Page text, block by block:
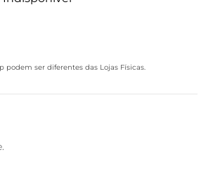
podem ser diferentes das Lojas Físicas.